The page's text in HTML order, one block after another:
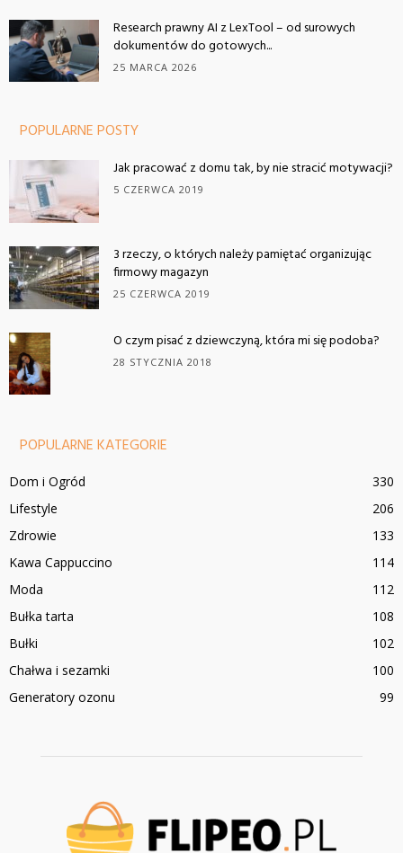
Research prawny AI z LexTool – od surowych
dokumentów do gotowych...
25 MARCA 2026
POPULARNE POSTY
Jak pracować z domu tak, by nie stracić motywacji?
5 CZERWCA 2019
3 rzeczy, o których należy pamiętać organizując
firmowy magazyn
25 CZERWCA 2019
O czym pisać z dziewczyną, która mi się podoba?
28 STYCZNIA 2018
POPULARNE KATEGORIE
Dom i Ogród
330
Lifestyle
206
Zdrowie
133
Kawa Cappuccino
114
Moda
112
Bułka tarta
108
Bułki
102
Chałwa i sezamki
100
Generatory ozonu
99